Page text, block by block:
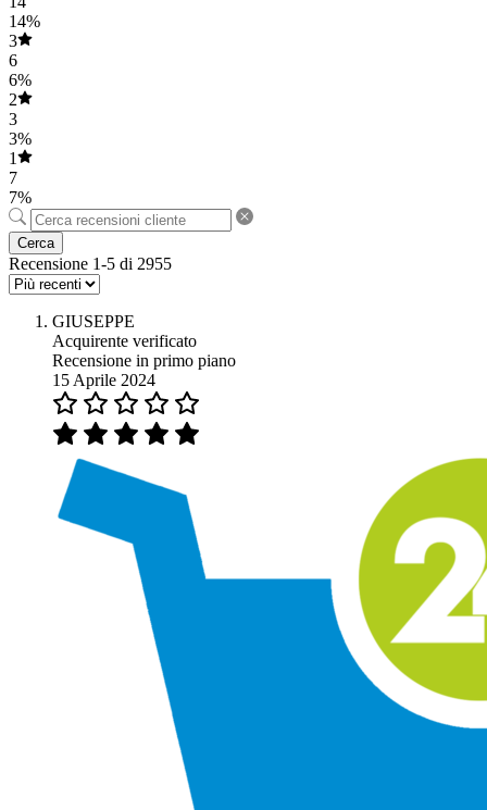
14%
3
6
6%
2
3
3%
1
7
7%
Cerca
Recensione 1-5 di 2955
GIUSEPPE
Acquirente verificato
Recensione in primo piano
15 Aprile 2024